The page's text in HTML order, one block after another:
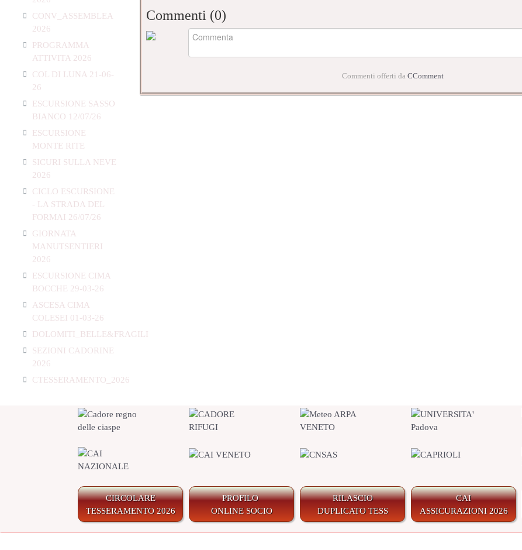
CONV_ASSEMBLEA
2026
PROGRAMMA
ATTIVITA 2026
COL DI LUNA 21-06-
26
ESCURSIONE SASSO
BIANCO 12/07/26
ESCURSIONE
MONTE RITE
SICURI SULLA NEVE
2026
CICLO ESCURSIONE
- LA STRADA DEL
FORMAI 26/07/26
GIORNATA
MANUTSENTIERI
2026
ESCURSIONE CIMA
BOCCHE 29-03-26
ASCESA CIMA
COLESEI 01-03-26
DOLOMITI_BELLE&FRAGILI
SEZIONI CADORINE
2026
CTESSERAMENTO_2026
Commenti (0)
Commenti offerti da CComment
CIRCOLARE
TESSERAMENTO 2026
PROFILO
ONLINE SOCIO
RILASCIO
DUPLICATO TESS
CAI
ASSICURAZIONI 2026